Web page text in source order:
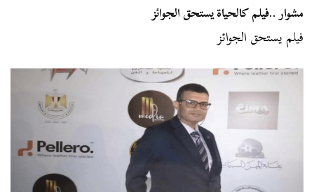
مشوار ..فيلم كالحياة يستحق الجوائز
فيلم يستحق الجوائز